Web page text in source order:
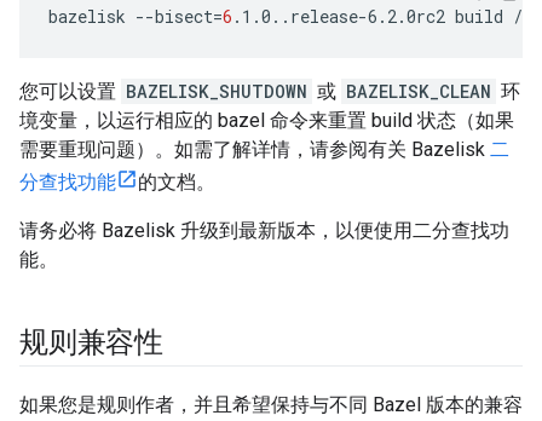
bazelisk --bisect=6 .1.0..release-6.2.0rc2 build
您可以设置 BAZELISK_SHUTDOWN 或 BAZELISK_CLEAN 环
境变量，以运行相应的 bazel 命令来重置 build 状态（如果
需要重现问题）。如需了解详情，请参阅有关 Bazelisk 二
分查找功能
的文档。
请务必将 Bazelisk 升级到最新版本，以便使用二分查找功
能。
规则兼容性
如果您是规则作者，并且希望保持与不同 Bazel 版本的兼容